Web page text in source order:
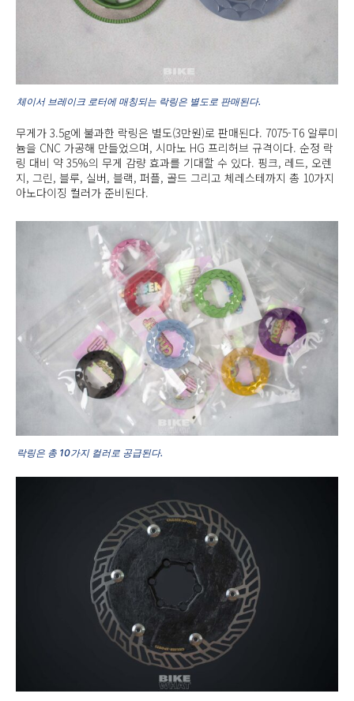
체이서 브레이크 로터에 매칭되는 락링은 별도로 판매된다.
무게가 3.5g에 불과한 락링은 별도(3만원)로 판매된다. 7075-T6 알루미
늄을 CNC 가공해 만들었으며, 시마노 HG 프리허브 규격이다. 순정 락
링 대비 약 35%의 무게 감량 효과를 기대할 수 있다. 핑크, 레드, 오렌
지, 그린, 블루, 실버, 블랙, 퍼플, 골드 그리고 체레스테까지 총 10가지
아노다이징 컬러가 준비된다.
락링은 총 10가지 컬러로 공급된다.